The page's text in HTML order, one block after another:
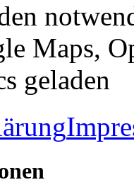
Maps,
geladen